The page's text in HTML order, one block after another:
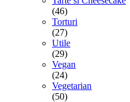
(46)
Torturi
(27)
Utile
(29)
Vegan
(24)
Vegetarian
(50)